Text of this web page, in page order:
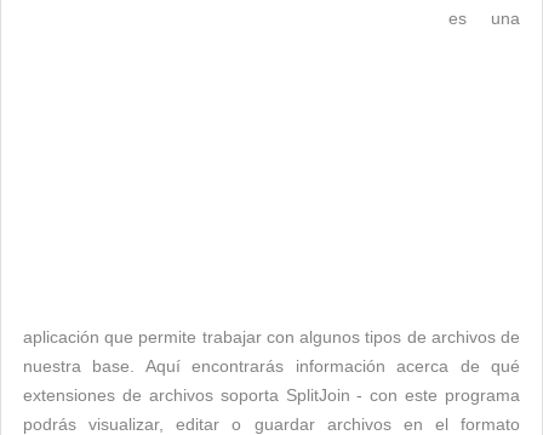
es una
aplicación que permite trabajar con algunos tipos de archivos de
nuestra base. Aquí encontrarás información acerca de qué
extensiones de archivos soporta SplitJoin - con este programa
podrás visualizar, editar o guardar archivos en el formato